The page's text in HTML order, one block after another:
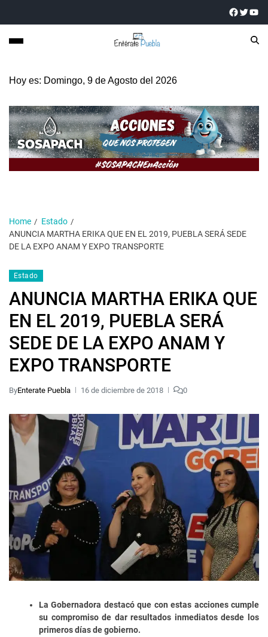
Hoy es: Domingo, 9 de Agosto del 2026
Home
Estado
ANUNCIA MARTHA ERIKA QUE EN EL 2019, PUEBLA SERÁ SEDE
DE LA EXPO ANAM Y EXPO TRANSPORTE
Estado
ANUNCIA MARTHA ERIKA QUE
EN EL 2019, PUEBLA SERÁ
SEDE DE LA EXPO ANAM Y
EXPO TRANSPORTE
ByEnterate Puebla 16 de diciembre de 2018 0
La Gobernadora destacó que con estas acciones cumple
su compromiso de dar resultados inmediatos desde los
primeros días de gobierno.